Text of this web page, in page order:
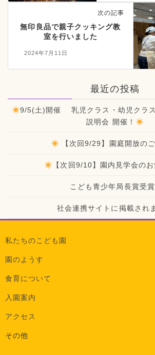
次の記事
無印良品で親子クッキング教
室を行いました
2024年7月11日
最近の投稿
9/5(土)開催 乳児クラス・幼児クラス
説明会 開催！
【次回9/29】園庭開放の
【次回9/10】園内見学会の
こども青少年局長賞受
社会連携サイトに掲載され
私たちのこども園
園のようす
食育について
入園案内
アクセス
その他